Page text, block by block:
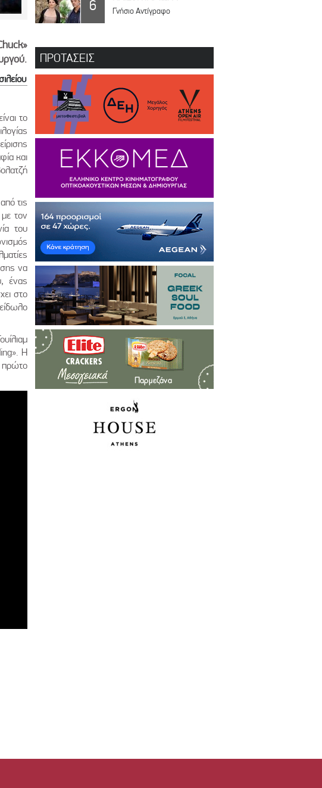
το
και
τις
τον
του
να
ένας
στο
Η
πρώτο
6 Γνήσιο Αντίγραφο
ΠΡΟΤΑΣΕΙΣ